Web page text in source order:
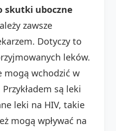
skutki uboczne
zawsze
Dotyczy to
leków.
mogą wchodzić w
są leki
leki na HIV, takie
mogą wpływać na